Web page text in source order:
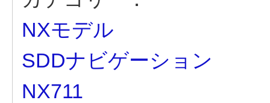
NXモデル
SDDナビゲーション
NX711